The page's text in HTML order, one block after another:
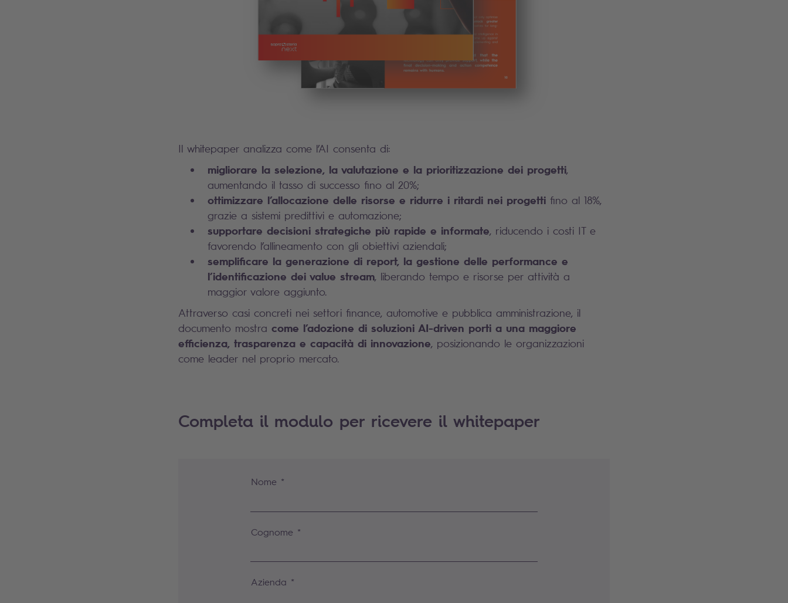
Il whitepaper analizza come l’AI consenta di:
migliorare la selezione, la valutazione e la prioritizzazione dei progetti,
aumentando il tasso di successo fino al 20%;
ottimizzare l’allocazione delle risorse e ridurre i ritardi nei progetti fino al 18%,
grazie a sistemi predittivi e automazione;
supportare decisioni strategiche più rapide e informate, riducendo i costi IT e
favorendo l’allineamento con gli obiettivi aziendali;
semplificare la generazione di report, la gestione delle performance e
l’identificazione dei value stream, liberando tempo e risorse per attività a
maggior valore aggiunto.
Attraverso casi concreti nei settori finance, automotive e pubblica amministrazione, il
documento mostra come l’adozione di soluzioni AI-driven porti a una maggiore
efficienza, trasparenza e capacità di innovazione, posizionando le organizzazioni
come leader nel proprio mercato.
Completa il modulo per ricevere il whitepaper
Nome *
Cognome *
Azienda *